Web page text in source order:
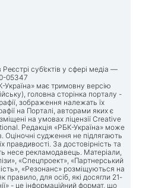
суб’єктів у сфері медіа —
05347
Україна» має тримовну версію
головна сторінка порталу -
зображення належать їх
на Порталі, авторами яких є
на умовах ліцензії Creative
Редакція «РБК-Україна» може
Оціночні судження не підлягають
За достовірність та
несе рекламодавець. Матеріали,
«Спецпроект», «Партнерський
«Резонанс» розміщуються на
правило, для осіб, які досягли 21-
- це інформаційний формат, що